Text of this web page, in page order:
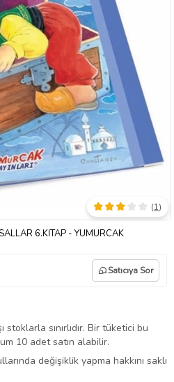
6.KİTAP - YUMURCAK
(1)
Satıcıya Sor
stoklarla sınırlıdır. Bir tüketici bu
10 adet satın alabilir.
değişiklik yapma hakkını saklı